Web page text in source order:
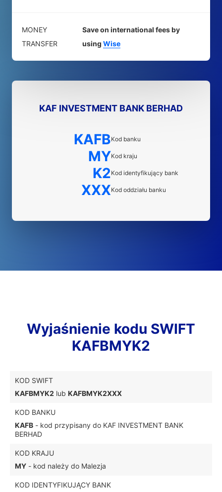
MONEY
TRANSFER
Save on international fees by
using Wise
KAF INVESTMENT BANK BERHAD
KAFBKod banku
MYKod kraju
K2Kod identyfikujący bank
XXXKod oddziału banku
Wyjaśnienie kodu SWIFT
KAFBMYK2
KOD SWIFT
KAFBMYK2 lub KAFBMYK2XXX
KOD BANKU
KAFB - kod przypisany do KAF INVESTMENT BANK
BERHAD
KOD KRAJU
MY - kod należy do Malezja
KOD IDENTYFIKUJĄCY BANK